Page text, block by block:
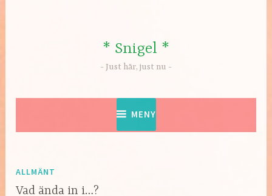
* Snigel *
Just här, just nu
MENY
ALLMÄNT
Vad ända in i…?